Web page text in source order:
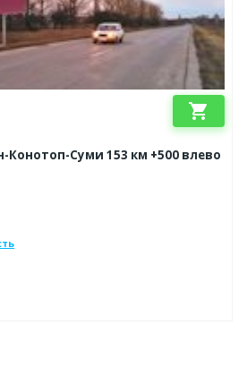
shopping_cart
Конотоп-Суми 153 км +500 влево